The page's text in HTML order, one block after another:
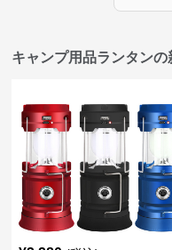
キャンプ用品ランタンの